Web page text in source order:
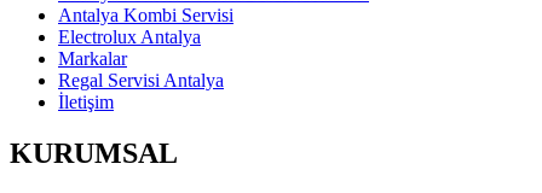
Antalya Kombi Servisi
Electrolux Antalya
Markalar
Regal Servisi Antalya
İletişim
KURUMSAL